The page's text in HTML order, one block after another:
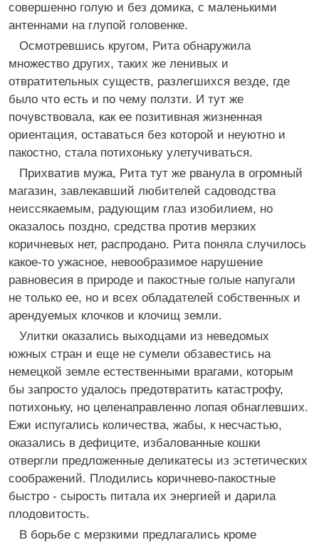
совершенно голую и без домика, с маленькими
антеннами на глупой головенке.
Осмотревшись кругом, Рита обнаружила
множество других, таких же ленивых и
отвратительных существ, разлегшихся везде, где
было что есть и по чему ползти. И тут же
почувствовала, как ее позитивная жизненная
ориентация, оставаться без которой и неуютно и
пакостно, стала потихоньку улетучиваться.
Прихватив мужа, Рита тут же рванула в огромный
магазин, завлекавший любителей садоводства
неиссякаемым, радующим глаз изобилием, но
оказалось поздно, средства против мерзких
коричневых нет, распродано. Рита поняла случилось
какое-то ужасное, невообразимое нарушение
равновесия в природе и пакостные голые напугали
не только ее, но и всех обладателей собственных и
арендуемых клочков и клочищ земли.
Улитки оказались выходцами из неведомых
южных стран и еще не сумели обзавестись на
немецкой земле естественными врагами, которым
бы запросто удалось предотвратить катастрофу,
потихоньку, но целенаправленно лопая обнаглевших.
Ежи испугались количества, жабы, к несчастью,
оказались в дефиците, избалованные кошки
отвергли предложенные деликатесы из эстетических
соображений. Плодились коричнево-пакостные
быстро - сырость питала их энергией и дарила
плодовитость.
В борьбе с мерзкими предлагались кроме